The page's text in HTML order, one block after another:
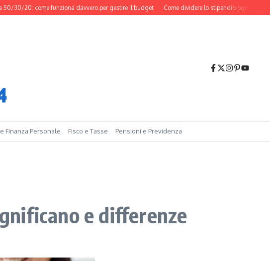
20: come funziona davvero per gestire il budget Come dividere lo stipendio ogni mese: il
Finanza Personale Fisco e Tasse Pensioni e Previdenza
e differenze